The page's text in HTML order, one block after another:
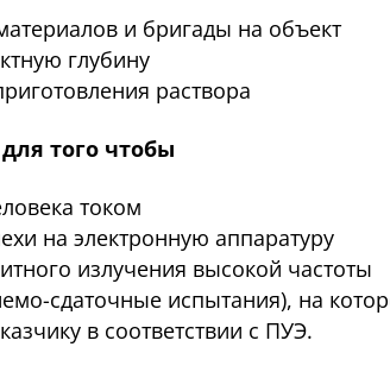
и бригады на объект
глубину
раствора
того чтобы
током
на электронную аппаратуру
излучения высокой частоты
сдаточные испытания), на
в соответствии с ПУЭ.